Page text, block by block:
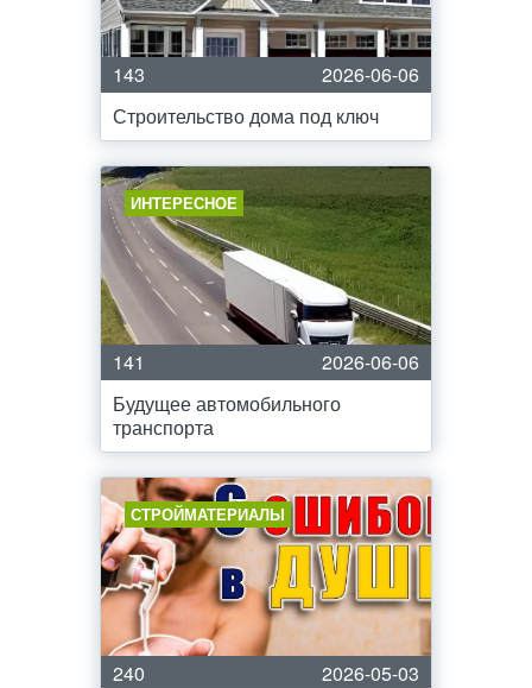
143
2026-06-06
Строительство дома под ключ
ИНТЕРЕСНОЕ
141
2026-06-06
Будущее автомобильного
транспорта
СТРОЙМАТЕРИАЛЫ
240
2026-05-03